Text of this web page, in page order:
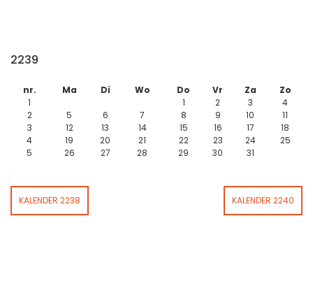
2239
nr. Ma Di Wo Do Vr Za
Zo
1
1 2 3
4
2
5 6 7 8 9 10
11
3
12 13 14 15 16 17
18
4
19 20 21 22 23 24
25
5
26 27 28 29 30 31
KALENDER 2238 KALENDER 2240